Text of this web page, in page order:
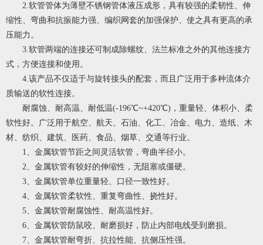
2.软管管体为薄壁不锈钢管体液压成形，具有较强的柔韧性、伸
缩性、弯曲和抗振能力强、编织网套的加强保护、使之具有更高的承
压能力。
3.软管两端的连接还可制成除螺纹、法兰标准之外的其他连接方
式，方便连接和使用。
4.该产品不仅适于与旋转接头的配套，而且广泛用于多种流体介
质输送的软性连接。
耐腐蚀、耐高温、耐低温(-196℃~+420℃)，重量轻、体积小、柔
软性好。广泛用于航空、航天、石油、化工、冶金、电力、造纸、木
材、纺织、建筑、医药、食品、烟草、交通等行业。
1、金属软管节距之间灵活软管，弯曲半径小。
2、金属软管有较好的伸缩性，无阻塞或僵硬。
3、金属软管单位重量轻、口径一致性好。
4、金属软管柔软性、重复弯曲性、挠性好。
5、金属软管耐腐蚀性、耐高温性好。
6、金属软管防鼠咬、耐磨损好，防止内部电线受到磨损。
7、金属软管耐弯折、抗拉性能、抗侧压性强。